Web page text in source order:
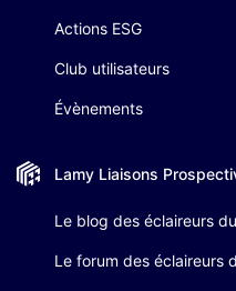
Actions ESG
Club utilisateurs
Évènements
Lamy Liaisons
Le blog des éclaireurs
Le forum des éclaireurs